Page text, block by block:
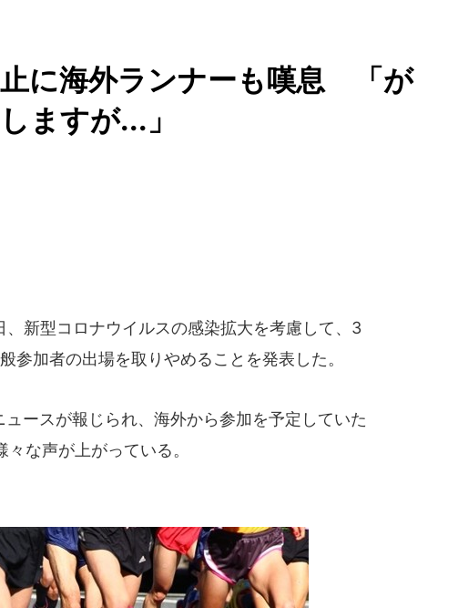
に海外ランナーも嘆息 「が
ますが...」
新型コロナウイルスの感染拡大を考慮して、3
参加者の出場を取りやめることを発表した。
ースが報じられ、海外から参加を予定していた
な声が上がっている。